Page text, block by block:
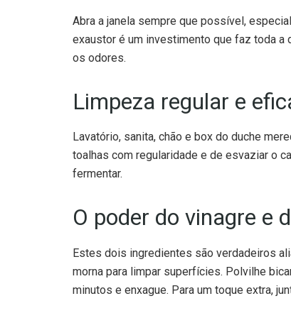
os odores.
Lavatório, sanita, chão e box do duche
fermentar.
Estes dois ingredientes são verdadeiros
minutos e enxague. Para um toque extra,